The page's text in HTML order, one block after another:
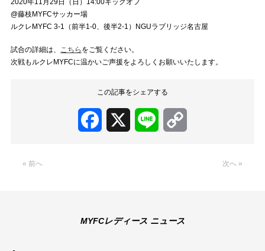
2020年11月29日（日）14:00キックオフ
@藤枝MYFCサッカー場
ルクレMYFC 3-1（前半1-0、後半2-1）NGUラブリッジ名古屋
試合の詳細は、 こちら をご覧ください。
次戦もルクレMYFCに温かいご声援をよろしくお願いいたします。
この記事をシェアする
Facebook Line
« 前へ 次へ »
MYFCレディース ニュース